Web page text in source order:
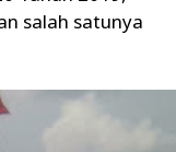
salah satunya